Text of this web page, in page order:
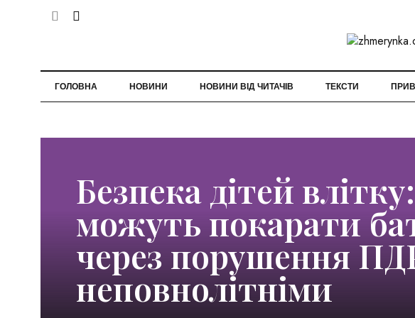
ГОЛОВНА НОВИНИ НОВИНИ ВІД ЧИТАЧІВ ТЕКСТИ
Безпека дітей
можуть покарати
через порушення
неповнолітніми